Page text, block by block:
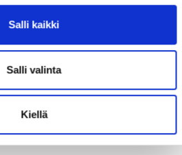
Salli kaikki
Salli valinta
Kiellä